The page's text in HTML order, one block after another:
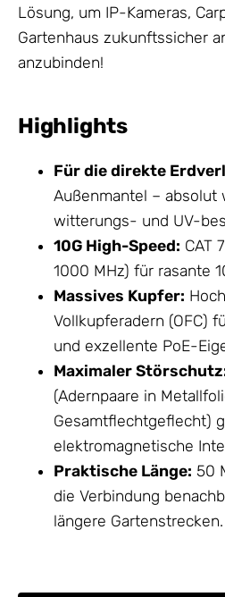
Lösung, um IP-Kameras,
Gartenhaus zukunftssicher
anzubinden!
Highlights
Für die direkte
Außenmantel – absolut
witterungs- und UV-
10G High-Speed: CAT
1000 MHz) für rasante
Massives Kupfer:
Vollkupferadern (OFC)
und exzellente PoE-
Maximaler
(Adernpaare in
Gesamtflechtgeflecht)
elektromagnetische
Praktische Länge: 50
die Verbindung
längere Gartenstrecken.